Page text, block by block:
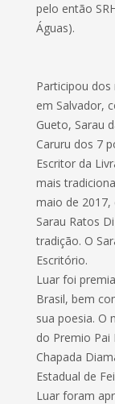
pelo então
Águas).
Participou
em Salvador,
Gueto, Sarau
Caruru dos 7
Escritor da
mais
maio de
Sarau Ratos
tradição. O
Escritório.
Luar foi
Brasil, bem
sua poesia. O
do Premio Pai
Chapada
Estadual de
Luar foram